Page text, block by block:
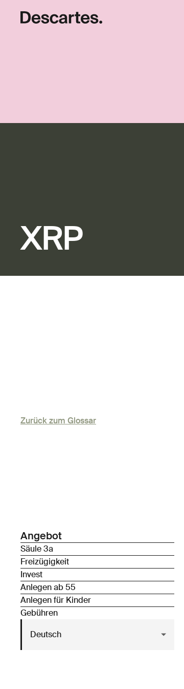
XRP
Zurück zum Glossar
Angebot
Säule 3a
Freizügigkeit
Invest
Anlegen ab 55
Anlegen für Kinder
Gebühren
Deutsch